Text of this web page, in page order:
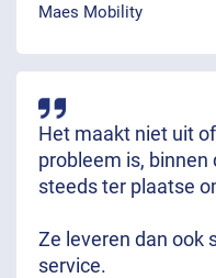
Maes Mobility
Het maakt niet uit
probleem is, binnen
steeds ter plaatse
Ze leveren dan ook
service.